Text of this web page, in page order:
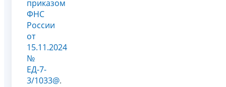
приказом
ФНС
России
от
15.11.2024
№
ЕД-7-
3/1033@.